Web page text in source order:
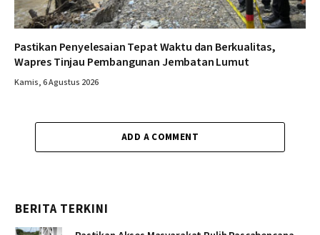
Pastikan Penyelesaian Tepat Waktu dan Berkualitas,
Wapres Tinjau Pembangunan Jembatan Lumut
Kamis, 6 Agustus 2026
ADD A COMMENT
BERITA TERKINI